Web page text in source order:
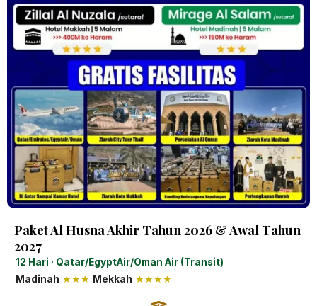
Paket Al Husna Akhir Tahun 2026 & Awal Tahun
2027
12 Hari · Qatar/EgyptAir/Oman Air (Transit)
Madinah ★★★ Mekkah ★★★★